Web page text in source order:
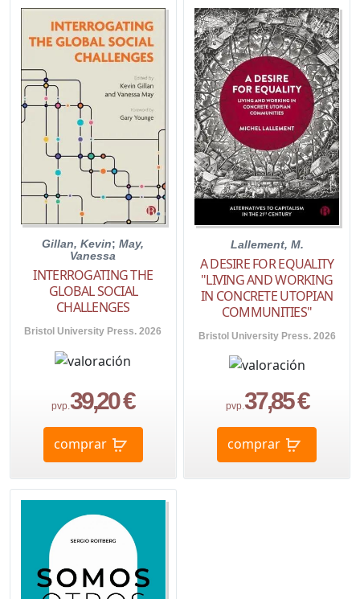
Gillan, Kevin;May,
Vanessa
INTERROGATING THE
GLOBAL SOCIAL
CHALLENGES
Bristol University Press. 2026
pvp.39,20 €
comprar
Lallement, M.
A DESIRE FOR EQUALITY
"LIVING AND WORKING
IN CONCRETE UTOPIAN
COMMUNITIES"
Bristol University Press. 2026
pvp.37,85 €
comprar